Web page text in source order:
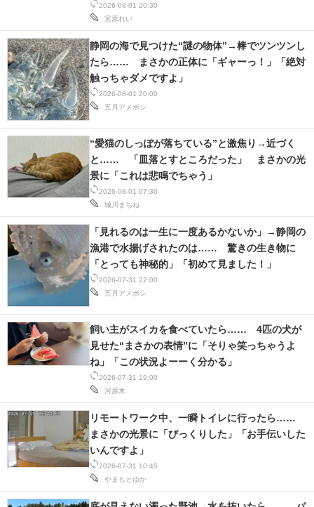
2026-08-01 20:30
宮原れい
2026-08-01 20:00
五月アメボシ
静岡の海で見つけた“謎の物体”→棒でツンツンし
たら…… まさかの正体に「ギャーっ！」「絶対
触っちゃダメですよ」
2026-08-01 07:30
城川まちね
“愛猫のしっぽが落ちている”と激焦り→近づく
と…… 「皿落とすところだった」 まさかの光
景に「これは悲鳴でちゃう」
2026-07-31 22:00
五月アメボシ
「見れるのは一生に一度あるかないか」→静岡の
漁港で水揚げされたのは…… 驚きの生き物に
「とっても神秘的」「初めて見ました！」
2026-07-31 19:00
河原木
飼い主がスイカを食べていたら…… 4匹の犬が
見せた“まさかの表情”に「そりゃ笑っちゃうよ
ね」「この状況よーーく分かる」
2026-07-31 10:45
やまもとゆか
リモートワーク中、一瞬トイレに行ったら……
まさかの光景に「びっくりした」「お手伝いした
いんですよ」